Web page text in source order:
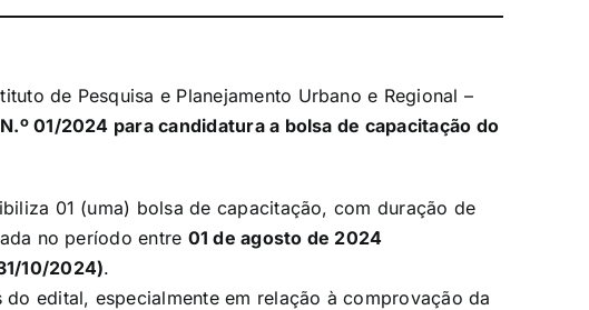
de Pesquisa e Planejamento Urbano e Regional –
N.º 01/2024 para candidatura a bolsa de capacitação do
01 (uma) bolsa de capacitação, com duração de
no período entre 01 de agosto de 2024
10/2024).
edital, especialmente em relação à comprovação da